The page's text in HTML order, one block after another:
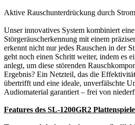
Aktive Rauschunterdrückung durch
Unser innovatives System kombiniert
Störgeräuscherkennung mit einem
erkennt nicht nur jedes Rauschen in der
geht noch einen Schritt weiter, indem es
anlegt, um diese störenden
Ergebnis? Ein Netzteil, das die
übertrifft und eine ideale, unverfälschte
Audiomaterial garantiert – frei von
Features des SL-1200GR2